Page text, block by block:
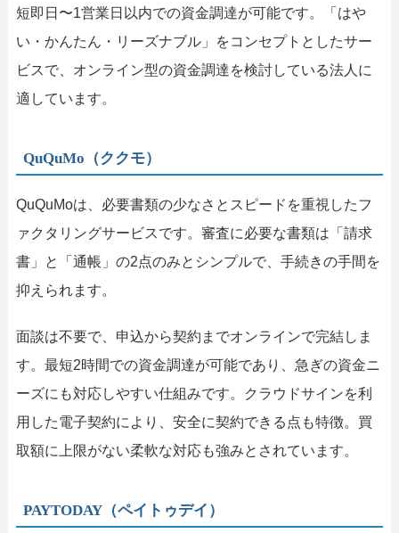
短即日〜1営業日以内での資金調達が可能です。「はや
い・かんたん・リーズナブル」をコンセプトとしたサー
ビスで、オンライン型の資金調達を検討している法人に
適しています。
QuQuMo（ククモ）
QuQuMoは、必要書類の少なさとスピードを重視したフ
ァクタリングサービスです。審査に必要な書類は「請求
書」と「通帳」の2点のみとシンプルで、手続きの手間を
抑えられます。
面談は不要で、申込から契約までオンラインで完結しま
す。最短2時間での資金調達が可能であり、急ぎの資金ニ
ーズにも対応しやすい仕組みです。クラウドサインを利
用した電子契約により、安全に契約できる点も特徴。買
取額に上限がない柔軟な対応も強みとされています。
PAYTODAY（ペイトゥデイ）